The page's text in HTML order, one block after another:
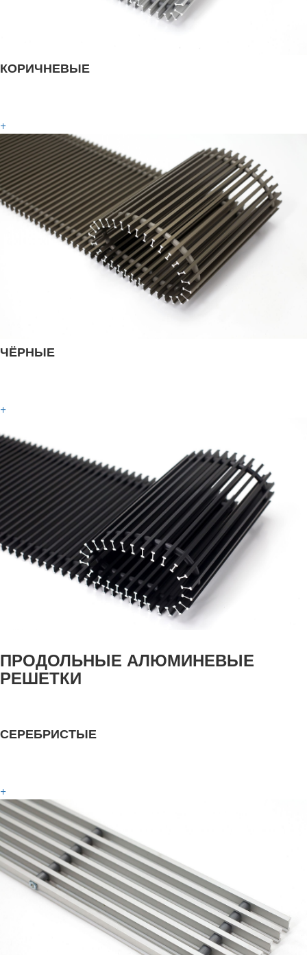
КОРИЧНЕВЫЕ
+
ЧЁРНЫЕ
+
ПРОДОЛЬНЫЕ АЛЮМИНЕВЫЕ
РЕШЕТКИ
СЕРЕБРИСТЫЕ
+